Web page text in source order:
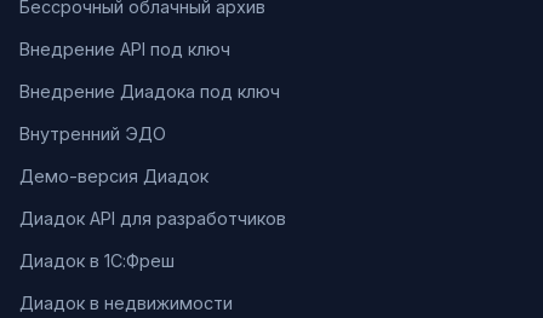
Бессрочный облачный архив
Внедрение API под ключ
Внедрение Диадока под ключ
Внутренний ЭДО
Демо-версия Диадок
Диадок API для разработчиков
Диадок в 1С:Фреш
Диадок в недвижимости